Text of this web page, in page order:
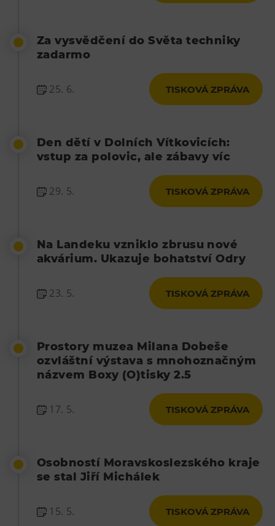
Za vysvědčení do Světa techniky
zadarmo
25. 6. TISKOVÁ ZPRÁVA
Den dětí v Dolních Vítkovicích:
vstup za polovic, ale zábavy víc
29. 5. TISKOVÁ ZPRÁVA
Na Landeku vzniklo zbrusu nové
akvárium. Ukazuje bohatství Odry
23. 5. TISKOVÁ ZPRÁVA
Prostory muzea Milana Dobeše
ozvláštní výstava s mnohoznačným
názvem Boxy (O)tisky 2.5
17. 5. TISKOVÁ ZPRÁVA
Osobností Moravskoslezského kraje
se stal Jiří Michálek
15. 5. TISKOVÁ ZPRÁVA